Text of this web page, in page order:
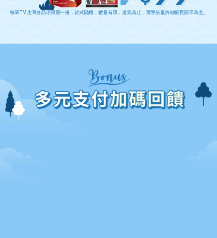
每筆TM主單各品項限贈一份，款式隨機，數量有限，送完為止，實際依最終結帳頁顯示為主。